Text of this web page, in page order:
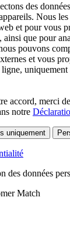
des
Nous
et pour vous
ainsi que pour
pouvons
et vous
accord, merci
notre
uniquement
des données
Match